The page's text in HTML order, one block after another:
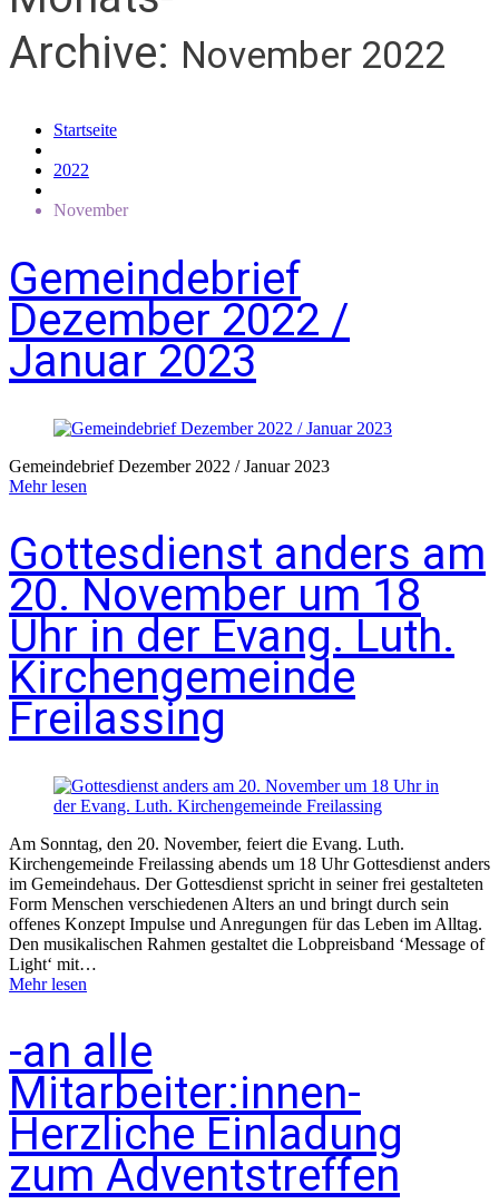
Archive: November 2022
Startseite
2022
November
Gemeindebrief
Dezember 2022 /
Januar 2023
Gemeindebrief Dezember 2022 / Januar 2023
Mehr lesen
Gottesdienst anders am
20. November um 18
Uhr in der Evang. Luth.
Kirchengemeinde
Freilassing
Am Sonntag, den 20. November, feiert die Evang. Luth.
Kirchengemeinde Freilassing abends um 18 Uhr Gottesdienst anders
im Gemeindehaus. Der Gottesdienst spricht in seiner frei gestalteten
Form Menschen verschiedenen Alters an und bringt durch sein
offenes Konzept Impulse und Anregungen für das Leben im Alltag.
Den musikalischen Rahmen gestaltet die Lobpreisband ‘Message of
Light‘ mit…
Mehr lesen
-an alle
Mitarbeiter:innen-
Herzliche Einladung
zum Adventstreffen